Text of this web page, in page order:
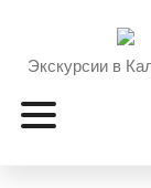
Экскурсии в